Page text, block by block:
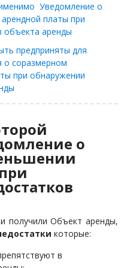
Уведомление о
платы при
объекта аренды
предприняты для
о соразмерном
при обнаружении
о
и получили Объект аренды,
которые:
в